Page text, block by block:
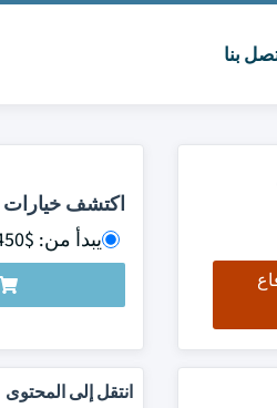
بنا
اكتشف خيارات
يبدأ من: $2,450
انتقل إلى المحتوى